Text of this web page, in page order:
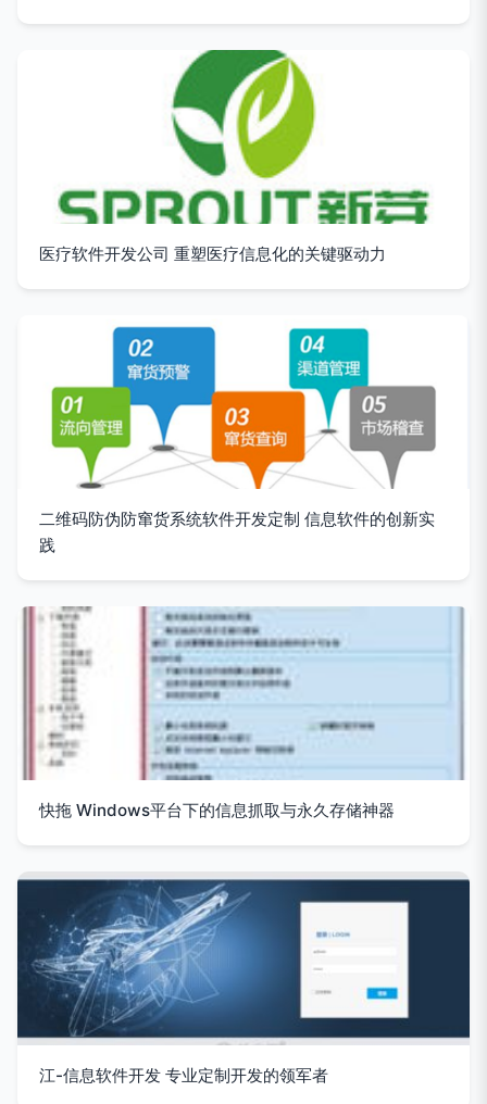
医疗软件开发公司 重塑医疗信息化的关键驱动力
二维码防伪防窜货系统软件开发定制 信息软件的创新实
践
快拖 Windows平台下的信息抓取与永久存储神器
江-信息软件开发 专业定制开发的领军者